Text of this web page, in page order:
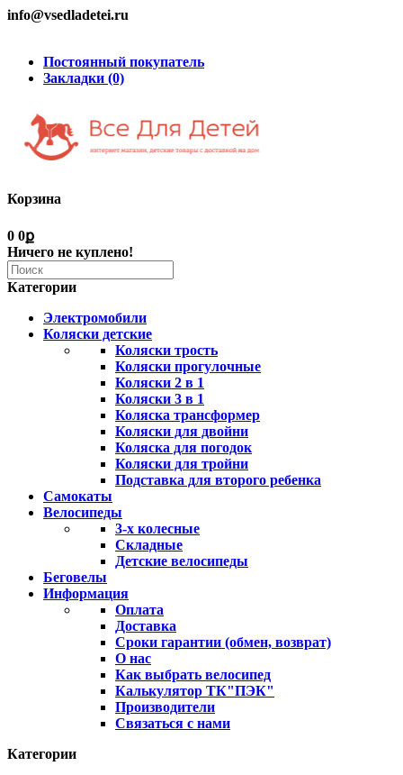
info@vsedladetei.ru
Постоянный покупатель
Закладки (0)
Корзина
0 0ք
Ничего не куплено!
Категории
Электромобили
Коляски детские
Коляски трость
Коляски прогулочные
Коляски 2 в 1
Коляски 3 в 1
Коляска трансформер
Коляски для двойни
Коляска для погодок
Коляски для тройни
Подставка для второго ребенка
Самокаты
Велосипеды
3-х колесные
Складные
Детские велосипеды
Беговелы
Информация
Оплата
Доставка
Сроки гарантии (обмен, возврат)
О нас
Как выбрать велосипед
Калькулятор ТК"ПЭК"
Производители
Связаться с нами
Категории